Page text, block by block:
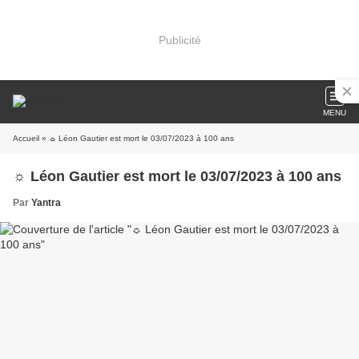
Publicité
MENU
Accueil » ☼ Léon Gautier est mort le 03/07/2023 à 100 ans
☼ Léon Gautier est mort le 03/07/2023 à 100 ans
Par Yantra